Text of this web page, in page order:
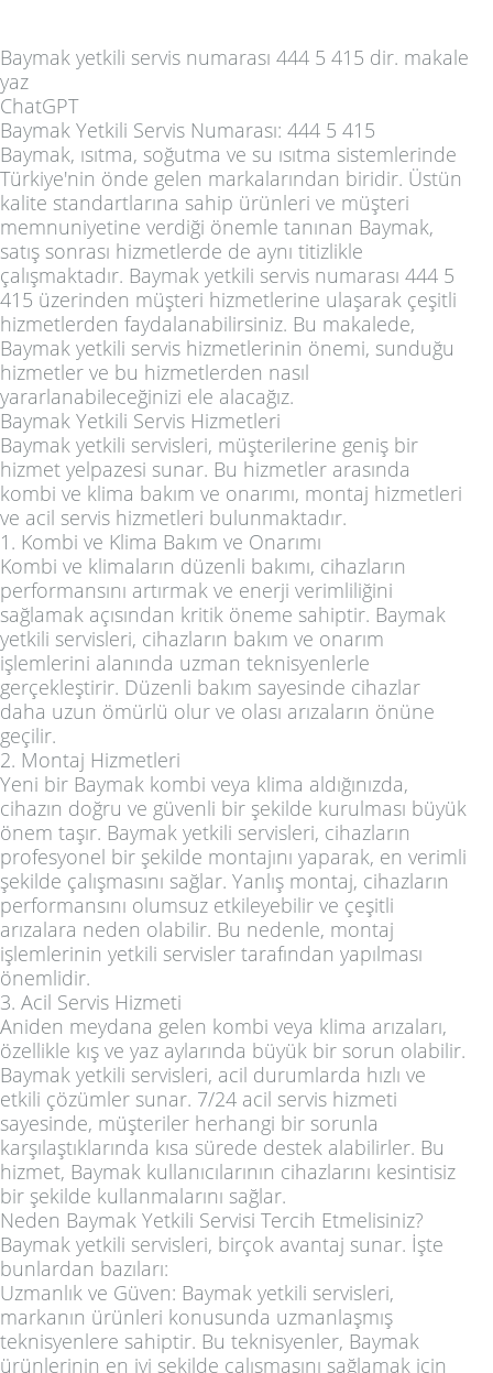
Baymak yetkili servis numarası 444 5 415 dir. makale
yaz
ChatGPT
Baymak Yetkili Servis Numarası: 444 5 415
Baymak, ısıtma, soğutma ve su ısıtma sistemlerinde
Türkiye'nin önde gelen markalarından biridir. Üstün
kalite standartlarına sahip ürünleri ve müşteri
memnuniyetine verdiği önemle tanınan Baymak,
satış sonrası hizmetlerde de aynı titizlikle
çalışmaktadır. Baymak yetkili servis numarası 444 5
415 üzerinden müşteri hizmetlerine ulaşarak çeşitli
hizmetlerden faydalanabilirsiniz. Bu makalede,
Baymak yetkili servis hizmetlerinin önemi, sunduğu
hizmetler ve bu hizmetlerden nasıl
yararlanabileceğinizi ele alacağız.
Baymak Yetkili Servis Hizmetleri
Baymak yetkili servisleri, müşterilerine geniş bir
hizmet yelpazesi sunar. Bu hizmetler arasında
kombi ve klima bakım ve onarımı, montaj hizmetleri
ve acil servis hizmetleri bulunmaktadır.
1. Kombi ve Klima Bakım ve Onarımı
Kombi ve klimaların düzenli bakımı, cihazların
performansını artırmak ve enerji verimliliğini
sağlamak açısından kritik öneme sahiptir. Baymak
yetkili servisleri, cihazların bakım ve onarım
işlemlerini alanında uzman teknisyenlerle
gerçekleştirir. Düzenli bakım sayesinde cihazlar
daha uzun ömürlü olur ve olası arızaların önüne
geçilir.
2. Montaj Hizmetleri
Yeni bir Baymak kombi veya klima aldığınızda,
cihazın doğru ve güvenli bir şekilde kurulması büyük
önem taşır. Baymak yetkili servisleri, cihazların
profesyonel bir şekilde montajını yaparak, en verimli
şekilde çalışmasını sağlar. Yanlış montaj, cihazların
performansını olumsuz etkileyebilir ve çeşitli
arızalara neden olabilir. Bu nedenle, montaj
işlemlerinin yetkili servisler tarafından yapılması
önemlidir.
3. Acil Servis Hizmeti
Aniden meydana gelen kombi veya klima arızaları,
özellikle kış ve yaz aylarında büyük bir sorun olabilir.
Baymak yetkili servisleri, acil durumlarda hızlı ve
etkili çözümler sunar. 7/24 acil servis hizmeti
sayesinde, müşteriler herhangi bir sorunla
karşılaştıklarında kısa sürede destek alabilirler. Bu
hizmet, Baymak kullanıcılarının cihazlarını kesintisiz
bir şekilde kullanmalarını sağlar.
Neden Baymak Yetkili Servisi Tercih Etmelisiniz?
Baymak yetkili servisleri, birçok avantaj sunar. İşte
bunlardan bazıları:
Uzmanlık ve Güven: Baymak yetkili servisleri,
markanın ürünleri konusunda uzmanlaşmış
teknisyenlere sahiptir. Bu teknisyenler, Baymak
ürünlerinin en iyi şekilde çalışmasını sağlamak için